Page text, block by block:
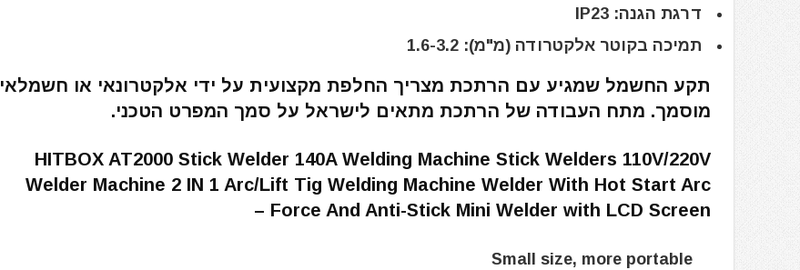
דרגת הגנה: IP23
תמיכה בקוטר אלקטרודה (מ"מ): 1.6-3.2
תקע החשמל שמגיע עם הרתכת מצריך החלפת מקצועית על ידי אלקטרונאי או חשמלאי
מוסמך. מתח העבודה של הרתכת מתאים לישראל על סמך המפרט הטכני.
HITBOX AT2000 Stick Welder 140A Welding Machine Stick Welders 110V/220V
Welder Machine 2 IN 1 Arc/Lift Tig Welding Machine Welder With Hot Start Arc
Force And Anti-Stick Mini Welder with LCD Screen –
Small size, more portable